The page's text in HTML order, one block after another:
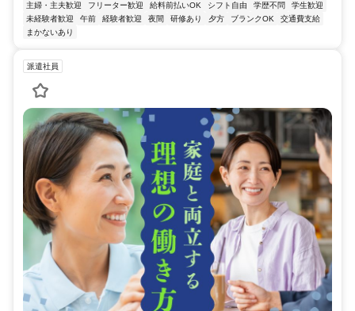
主婦・主夫歓迎
フリーター歓迎 給料前払いOK シフト自由 学歴不問
学生歓迎
未経験者歓迎
午前 経験者歓迎 夜間 研修あり 夕方 ブランクOK
交通費支給
まかないあり
派遣社員